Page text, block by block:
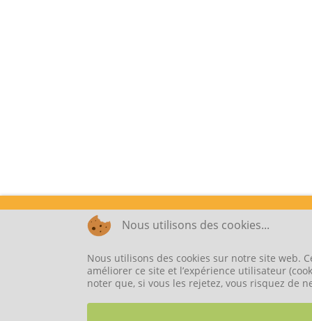
Nous utilisons des cookies...
Nous utilisons des cookies sur notre site web.
améliorer ce site et l’expérience utilisateur
noter que, si vous les rejetez, vous risquez de